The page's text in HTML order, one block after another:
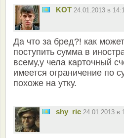
KOT 24.01.2013 в
Да что за бред?! как
поступить сумма в
всему,у чела карточный
имеется ограничение по
похоже на утку.
shy_ric 24.01.2013 в